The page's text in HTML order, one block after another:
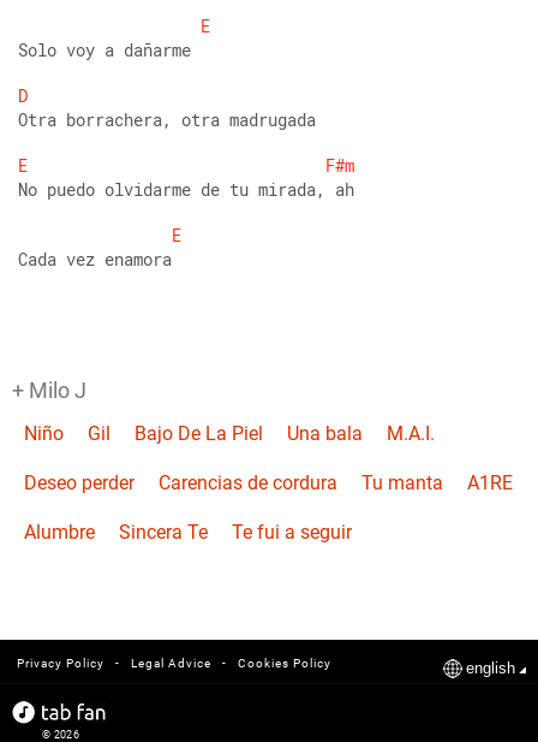
E
Solo voy a dañarme
D
Otra borrachera, otra madrugada
E
F#m
No puedo olvidarme de tu mirada, ah
E
Cada vez enamora
+ Milo J
Niño Gil Bajo De La Piel Una bala M.A.I.
Deseo perder Carencias de cordura Tu manta A1RE
Alumbre Sincera Te Te fui a seguir
Cookies Policy
-
Legal Advice
-
Privacy Policy english
© 2026